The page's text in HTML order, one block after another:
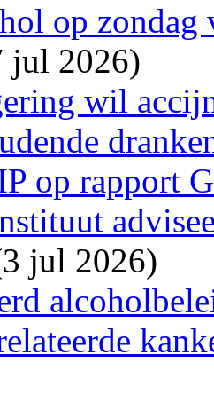
op
jul 2026)
wil
op rapport
jul 2026)